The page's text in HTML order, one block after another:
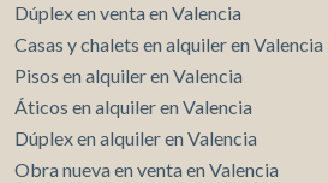
Dúplex en venta en Valencia
Casas y chalets en alquiler en Valencia
Pisos en alquiler en Valencia
Áticos en alquiler en Valencia
Dúplex en alquiler en Valencia
Obra nueva en venta en Valencia